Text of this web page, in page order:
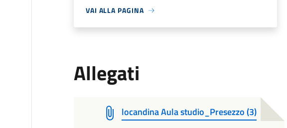
VAI ALLA PAGINA
Allegati
locandina Aula studio_Presezzo (3)